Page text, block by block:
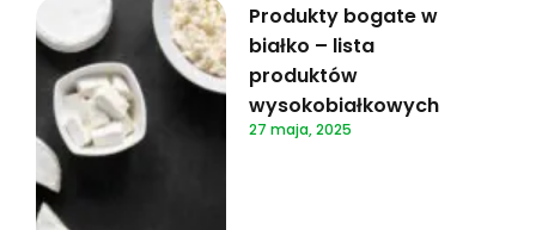
Produkty bogate w
białko – lista
produktów
wysokobiałkowych
27 maja, 2025